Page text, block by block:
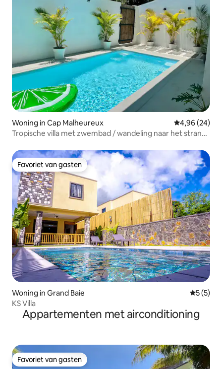
Woning in Cap Malheureux Gemiddelde
4,96 (24)
Tropische villa met zwembad / wandeling naar het strand
Favoriet van gasten
Favoriet van gasten
Woning in Grand Baie
5 (5)
KS Villa
Appartementen met airconditioning
Favoriet van gasten
Favoriet van gasten